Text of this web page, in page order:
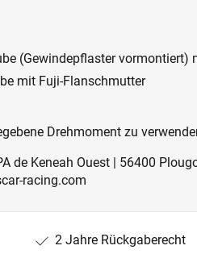
(Gewindepflaster vormontiert)
mit Fuji-Flanschmutter
Drehmoment zu
de Keneah Ouest | 56400
racing.com
2 Jahre Rückgaberecht